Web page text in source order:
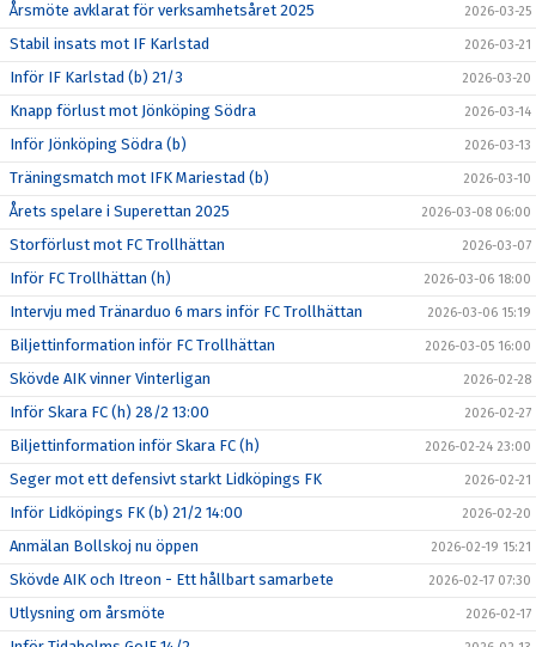
Årsmöte avklarat för verksamhetsåret 2025 2026-03-25
Stabil insats mot IF Karlstad 2026-03-21
Inför IF Karlstad (b) 21/3 2026-03-20
Knapp förlust mot Jönköping Södra 2026-03-14
Inför Jönköping Södra (b) 2026-03-13
Träningsmatch mot IFK Mariestad (b) 2026-03-10
Årets spelare i Superettan 2025 2026-03-08 06:00
Storförlust mot FC Trollhättan 2026-03-07
Inför FC Trollhättan (h) 2026-03-06 18:00
Intervju med Tränarduo 6 mars inför FC Trollhättan 2026-03-06 15:19
Biljettinformation inför FC Trollhättan 2026-03-05 16:00
Skövde AIK vinner Vinterligan 2026-02-28
Inför Skara FC (h) 28/2 13:00 2026-02-27
Biljettinformation inför Skara FC (h) 2026-02-24 23:00
Seger mot ett defensivt starkt Lidköpings FK 2026-02-21
Inför Lidköpings FK (b) 21/2 14:00 2026-02-20
Anmälan Bollskoj nu öppen 2026-02-19 15:21
Skövde AIK och Itreon - Ett hållbart samarbete 2026-02-17 07:30
Utlysning om årsmöte 2026-02-17